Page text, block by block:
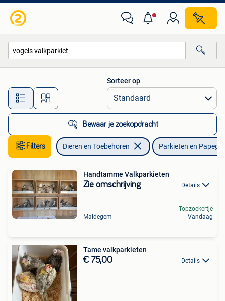
Alle afstanden…
Sorteer op
Bewaar je zoekopdracht
Filters Dieren en Toebehoren Parkieten en
Handtamme Valkparkieten
Zie omschrijving Details
Maldegem
Topzoekertje
Vandaag
Tame valkparkieten
€ 75,00 Details